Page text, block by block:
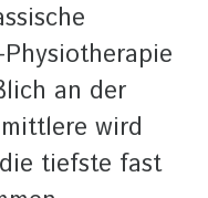
an der
wird
tiefste fast